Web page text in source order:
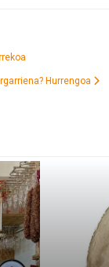
Hurrengoa